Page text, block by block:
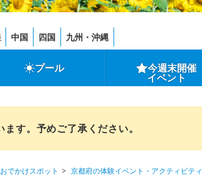
中国 四国 九州・沖縄
プール 今週末開催
イベント
す。予めご了承ください。
でかけスポット
京都府の体験イベント・アクティビティ